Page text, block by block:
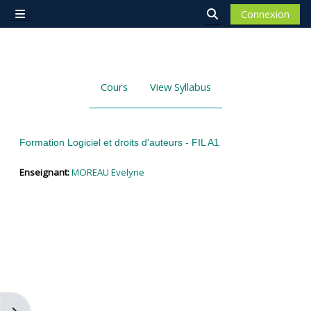
Passer au contenu principal
Panneau latéral
Activer/désactiver
Connexion
Cours View Syllabus
Formation Logiciel et droits d'auteurs - FIL A1
Enseignant:MOREAU Evelyne